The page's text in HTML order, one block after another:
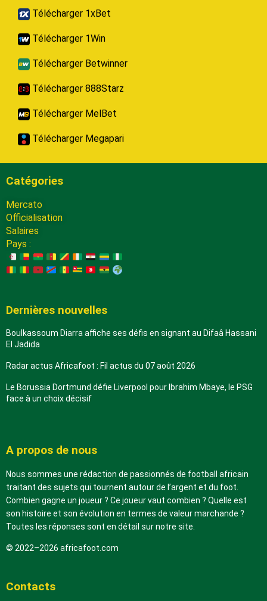
Télécharger 1xBet
Télécharger 1Win
Télécharger Betwinner
Télécharger 888Starz
Télécharger MelBet
Télécharger Megapari
Catégories
Mercato
Officialisation
Salaires
Pays :
Dernières nouvelles
Boulkassoum Diarra affiche ses défis en signant au Difaâ Hassani
El Jadida
Radar actus Africafoot : Fil actus du 07 août 2026
Le Borussia Dortmund défie Liverpool pour Ibrahim Mbaye, le PSG
face à un choix décisif
A propos de nous
Nous sommes une rédaction de passionnés de football africain
traitant des sujets qui tournent autour de l’argent et du foot.
Combien gagne un joueur ? Ce joueur vaut combien ? Quelle est
son histoire et son évolution en termes de valeur marchande ?
Toutes les réponses sont en détail sur notre site.
© 2022–2026 africafoot.com
Contacts